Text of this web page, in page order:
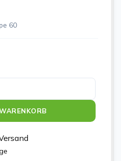
60
X 10 CM Menge